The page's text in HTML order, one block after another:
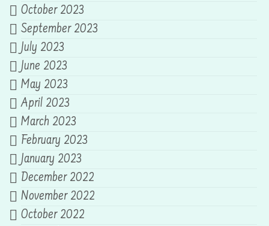
October 2023
September 2023
July 2023
June 2023
May 2023
April 2023
March 2023
February 2023
January 2023
December 2022
November 2022
October 2022